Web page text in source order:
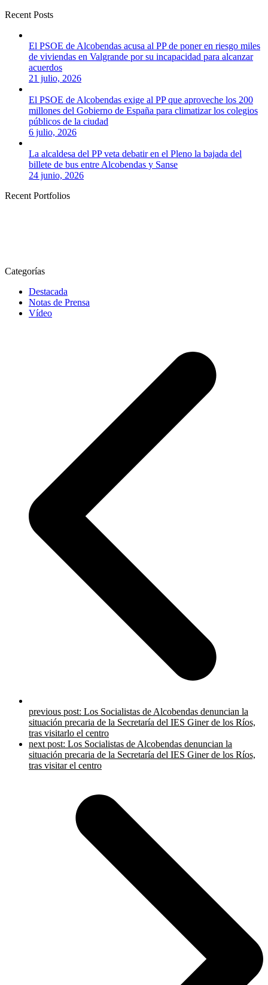
Recent Posts
El PSOE de Alcobendas acusa al PP de poner en riesgo miles
de viviendas en Valgrande por su incapacidad para alcanzar
acuerdos
21 julio, 2026
El PSOE de Alcobendas exige al PP que aproveche los 200
millones del Gobierno de España para climatizar los colegios
públicos de la ciudad
6 julio, 2026
La alcaldesa del PP veta debatir en el Pleno la bajada del
billete de bus entre Alcobendas y Sanse
24 junio, 2026
Recent Portfolios
Categorías
Destacada
Notas de Prensa
Vídeo
previous post: Los Socialistas de Alcobendas denuncian la
situación precaria de la Secretaría del IES Giner de los Ríos,
tras visitarlo el centro
next post: Los Socialistas de Alcobendas denuncian la
situación precaria de la Secretaría del IES Giner de los Ríos,
tras visitar el centro